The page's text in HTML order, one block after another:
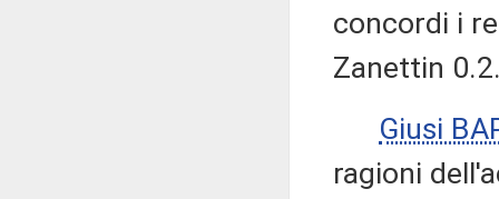
concordi i
Zanettin
Giusi
ragioni